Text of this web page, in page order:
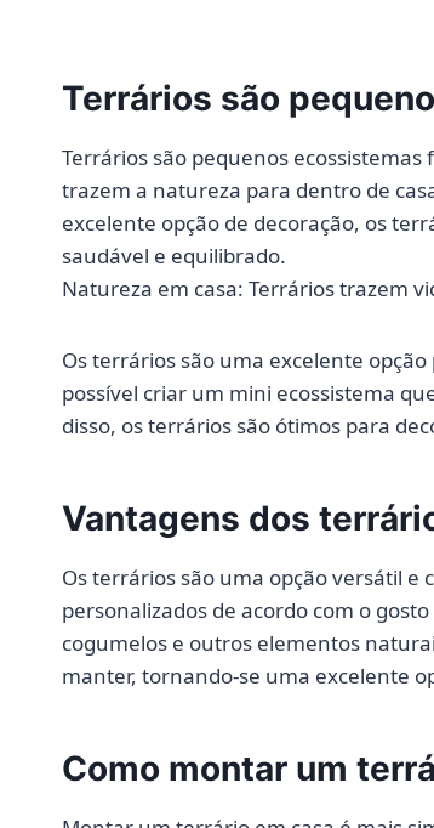
Terrários são
Terrários são pequenos
trazem a natureza para dentro de
excelente opção de decoração, os
saudável e equilibrado.
Natureza em casa: Terrários trazem
Os terrários são uma excelente
possível criar um mini ecossistema
disso, os terrários são ótimos para
Vantagens dos
Os terrários são uma opção versátil
personalizados de acordo com o
cogumelos e outros elementos
manter, tornando-se uma excelente
Como montar um